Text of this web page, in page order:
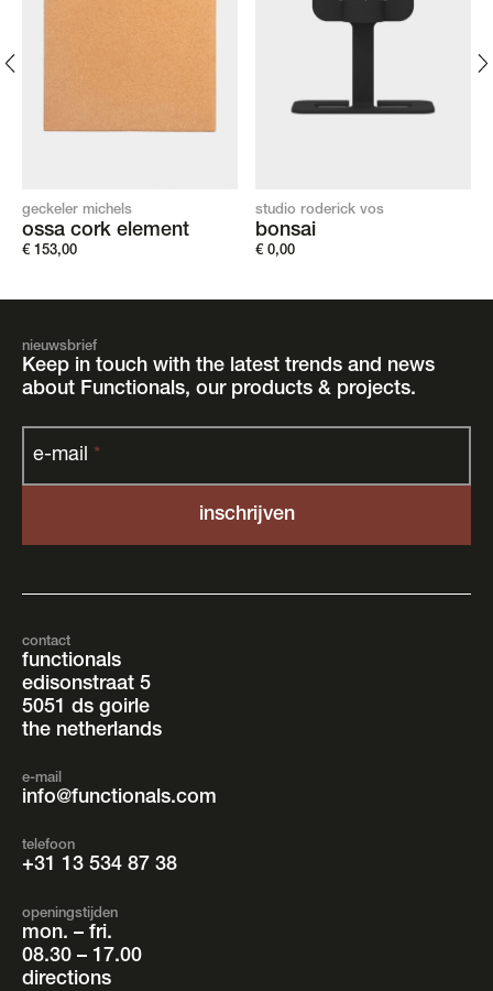
studio roderick vos
bonsai
kaschkasch
nieuwsbrief
Keep in touch with the latest trends and news
about Functionals, our products & projects.
e-mail *
contact
functionals
edisonstraat 5
5051 ds goirle
the netherlands
e-mail
info@functionals.com
telefoon
+31 13 534 87 38
openingstijden
mon. – fri.
08.30 – 17.00
directions